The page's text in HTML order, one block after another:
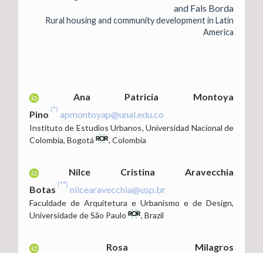
and Fals Borda
Rural housing and community development in Latin
America
Ana Patricia Montoya
Pino
(*)
apmontoyap@unal.edu.co
Instituto de Estudios Urbanos,Universidad Nacional de
Colombia, Bogotá
,Colombia
Nilce Cristina Aravecchia
Botas
(**)
nilcearavecchia@usp.br
Faculdade de Arquitetura e Urbanismo e de Design,
Universidade de São Paulo
,Brazil
Rosa Milagros